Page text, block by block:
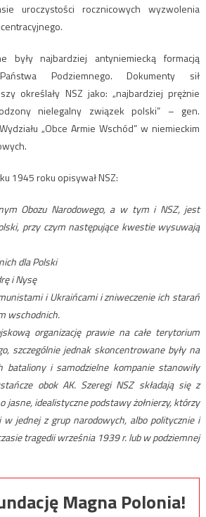
uroczystości rocznicowych wyzwolenia
były najbardziej antyniemiecką formacją
Podziemnego. Dokumenty sił
określały NSZ jako: „najbardziej prężnie
nielegalny związek polski” – gen.
„Obce Armie Wschód” w niemieckim
1945 roku opisywał NSZ:
Obozu Narodowego, a w tym i NSZ, jest
przy czym następujące kwestie wysuwają
dla Polski
i Nysę
i Ukraińcami i zniweczenie ich starań
wschodnich.
organizację prawie na całe terytorium
szczególnie jednak skoncentrowane były na
bataliony i samodzielne kompanie stanowiły
obok AK. Szeregi NSZ składają się z
jasne, idealistyczne podstawy żołnierzy, którzy
w jednej z grup narodowych, albo politycznie i
tragedii września 1939 r. lub w podziemnej
Magna Polonia!